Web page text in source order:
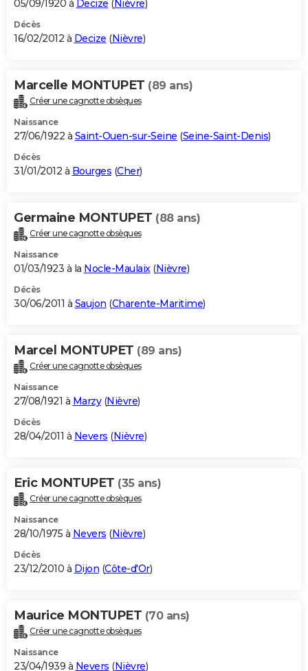
05/09/1920 à Decize ( Nièvre)
Décès
16/02/2012 à Decize (Nièvre)
Marcelle MONTUPET (89 ans)
Créer une cagnotte obsèques
Naissance
27/06/1922 à Saint-Ouen-sur-Seine (Seine-Saint-Denis)
Décès
31/01/2012 à Bourges (Cher)
Germaine MONTUPET (88 ans)
Créer une cagnotte obsèques
Naissance
01/03/1923 à la Nocle-Maulaix(Nièvre)
Décès
30/06/2011 à Saujon (Charente-Maritime)
Marcel MONTUPET (89 ans)
Créer une cagnotte obsèques
Naissance
27/08/1921 à Marzy(Nièvre)
Décès
28/04/2011 à Nevers (Nièvre)
Eric MONTUPET (35 ans)
Créer une cagnotte obsèques
Naissance
28/10/1975 à Nevers (Nièvre)
Décès
23/12/2010 à Dijon (Côte-d'Or)
Maurice MONTUPET (70 ans)
Créer une cagnotte obsèques
Naissance
23/04/1939 à Nevers (Nièvre)